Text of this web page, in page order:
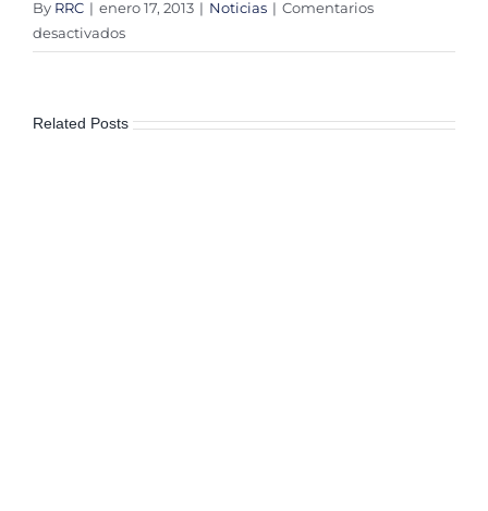
By RRC | enero 17, 2013 | Noticias | Comentarios
desactivadosen
Rinde
declaración
Related Posts